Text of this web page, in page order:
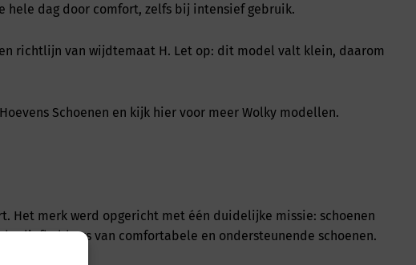
hele dag door comfort, zelfs bij intensief gebruik.
richtlijn van wijdtemaat H. Let op: dit model valt klein, daarom
Schoenen en kijk hier voor meer Wolky modellen.
Het merk werd opgericht met één duidelijke missie: schoenen
liefhebbers van comfortabele en ondersteunende schoenen.